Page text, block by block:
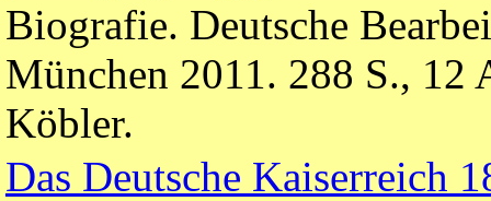
Biografie. Deutsche
München 2011. 288 S., 12
Köbler.
Das Deutsche Kaiserreich